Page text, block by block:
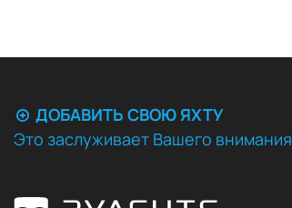
ДОБАВИТЬ СВОЮ ЯХТУ
Это заслуживает Вашего внимания